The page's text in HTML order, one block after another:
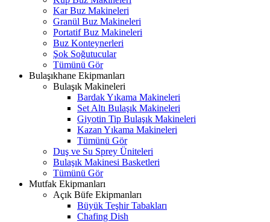
Kar Buz Makineleri
Granül Buz Makineleri
Portatif Buz Makineleri
Buz Konteynerleri
Şok Soğutucular
Tümünü Gör
Bulaşıkhane Ekipmanları
Bulaşık Makineleri
Bardak Yıkama Makineleri
Set Altı Bulaşık Makineleri
Giyotin Tip Bulaşık Makineleri
Kazan Yıkama Makineleri
Tümünü Gör
Duş ve Su Sprey Üniteleri
Bulaşık Makinesi Basketleri
Tümünü Gör
Mutfak Ekipmanları
Açık Büfe Ekipmanları
Büyük Teşhir Tabakları
Chafing Dish